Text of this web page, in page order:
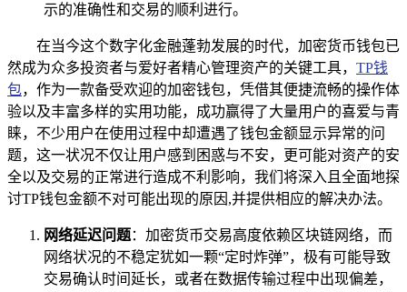
示的准确性和交易的顺利进行。
在当今这个数字化金融蓬勃发展的时代，加密货币钱包已
然成为众多投资者与爱好者精心管理资产的关键工具， TP钱
包，作为一款备受欢迎的加密钱包，凭借其便捷流畅的操作体
验以及丰富多样的实用功能，成功赢得了大量用户的喜爱与青
睐，不少用户在使用过程中却遭遇了钱包金额显示异常的问
题，这一状况不仅让用户感到困惑与不安，更可能对资产的安
全以及交易的正常进行造成不利影响，我们将深入且全面地探
讨TP钱包金额不对可能出现的原因,并提供相应的解决办法。
网络延迟问题：加密货币交易高度依赖区块链网络，而
网络状况的不稳定犹如一颗“定时炸弹”，极有可能导致
交易确认时间延长，或者在数据传输过程中出现偏差，